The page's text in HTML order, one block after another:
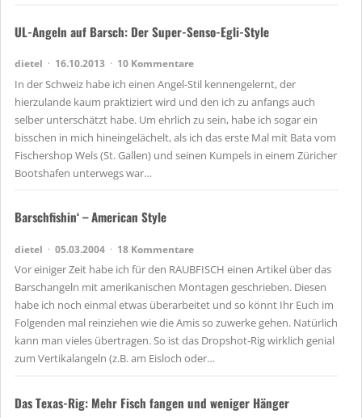
UL-Angeln auf Barsch: Der Super-Senso-Egli-Style
dietel 16.10.2013 10 Kommentare
In der Schweiz habe ich einen Angel-Stil kennengelernt, der
hierzulande kaum praktiziert wird und den ich zu anfangs auch
selber unterschätzt habe. Um ehrlich zu sein, habe ich sogar ein
bisschen in mich hineingelächelt, als ich das erste Mal mit Bata vom
Fischershop Wels (St. Gallen) und seinen Kumpels in einem Züricher
Bootshafen unterwegs war…
Barschfishin‘ – American Style
dietel 05.03.2004 18 Kommentare
Vor einiger Zeit habe ich für den RAUBFISCH einen Artikel über das
Barschangeln mit amerikanischen Montagen geschrieben. Diesen
habe ich noch einmal etwas überarbeitet und so könnt Ihr Euch im
Folgenden mal reinziehen wie die Amis so zuwerke gehen. Natürlich
kann man vieles übertragen. So ist das Dropshot-Rig wirklich genial
zum Vertikalangeln (z.B. am Eisloch oder…
Das Texas-Rig: Mehr Fisch fangen und weniger Hänger